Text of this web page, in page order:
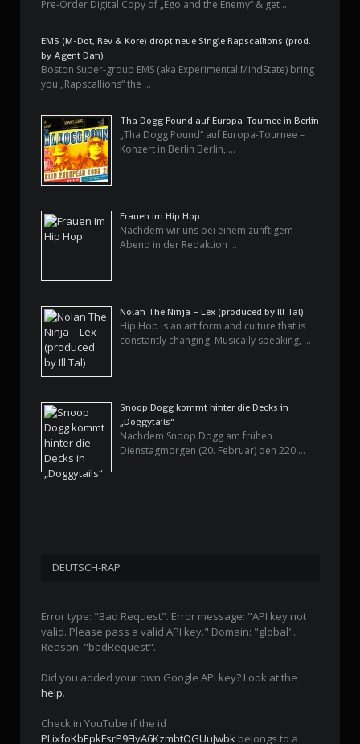
Pre-Order Digital Copy of „Ego and the Enemy“ & get …
EMS (M-Dot, Rev & Kore) dropt neue Single Rapscallions (prod.
by Agent Dan)
Boston Super-group EMS (aka Experimental MindState) bring
you „Rapscallions“ the …
Tha Dogg Pound auf Europa-Tournee in Berlin
„Tha Dogg Pound“ auf Europa-Tournee –
Konzert in Berlin Berlin, …
Frauen im Hip Hop
Nachdem wir uns bei einem zünftigem
Abend in der Redaktion …
Nolan The Ninja – Lex (produced by Ill Tal)
Hip Hop is an art form and culture that is
constantly changing. Musically speaking, …
Snoop Dogg kommt hinter die Decks in
„Doggytails“
Nachdem Snoop Dogg am frühen
Dienstagmorgen (20. Februar) den 220 …
DEUTSCH-RAP
Error type: "Bad Request". Error message: "API key not
valid. Please pass a valid API key." Domain: "global".
Reason: "badRequest".
Did you added your own Google API key? Look at the
help.
Check in YouTube if the id
PLixfoKbEpkFsrP9FIyA6KzmbtOGUuJwbk belongs to a